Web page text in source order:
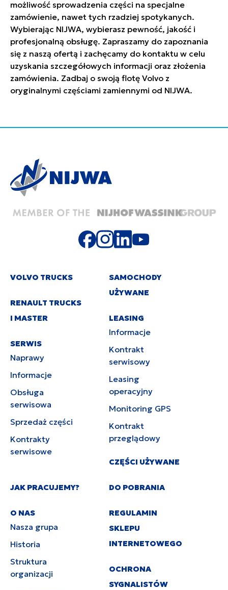
możliwość sprowadzenia części na specjalne
zamówienie, nawet tych rzadziej spotykanych.
Wybierając NIJWA, wybierasz pewność, jakość i
profesjonalną obsługę. Zapraszamy do zapoznania
się z naszą ofertą i zachęcamy do kontaktu w celu
uzyskania szczegółowych informacji oraz złożenia
zamówienia. Zadbaj o swoją flotę Volvo z
oryginalnymi częściami zamiennymi od NIJWA.
VOLVO TRUCKS
RENAULT TRUCKS
I MASTER
SERWIS
Naprawy
Informacje
Obsługa
serwisowa
Sprzedaż części
Kontrakty
serwisowe
SAMOCHODY
UŻYWANE
LEASING
Informacje
Kontrakt
serwisowy
Leasing
operacyjny
Monitoring GPS
Kontrakt
przeglądowy
CZĘŚCI UŻYWANE
JAK PRACUJEMY?
O NAS
Nasza grupa
Historia
Struktura
organizacji
DO POBRANIA
REGULAMIN
SKLEPU
INTERNETOWEGO
OCHRONA
SYGNALISTÓW